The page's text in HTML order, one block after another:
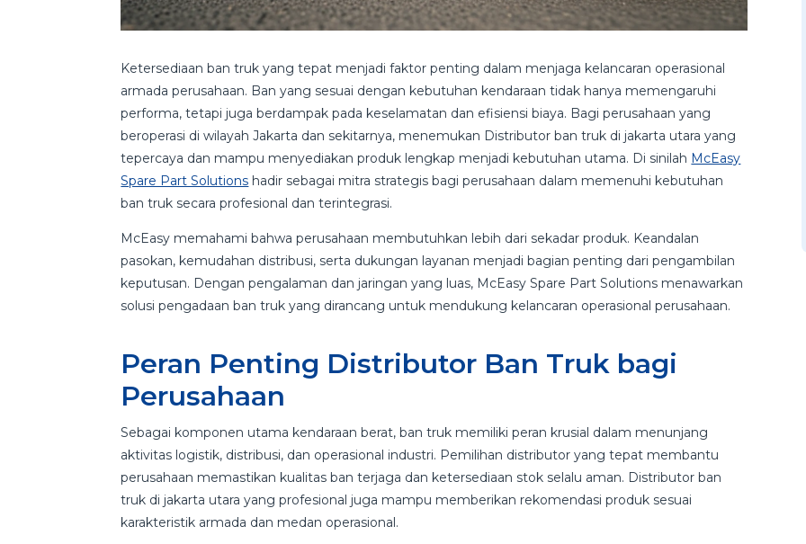
Ketersediaan ban truk yang tepat menjadi faktor penting dalam menjaga kelancaran operasional
armada perusahaan. Ban yang sesuai dengan kebutuhan kendaraan tidak hanya memengaruhi
performa, tetapi juga berdampak pada keselamatan dan efisiensi biaya. Bagi perusahaan yang
beroperasi di wilayah Jakarta dan sekitarnya, menemukan Distributor ban truk di jakarta utara yang
tepercaya dan mampu menyediakan produk lengkap menjadi kebutuhan utama. Di sinilah McEasy
Spare Part Solutions hadir sebagai mitra strategis bagi perusahaan dalam memenuhi kebutuhan
ban truk secara profesional dan terintegrasi.
McEasy memahami bahwa perusahaan membutuhkan lebih dari sekadar produk. Keandalan
pasokan, kemudahan distribusi, serta dukungan layanan menjadi bagian penting dari pengambilan
keputusan. Dengan pengalaman dan jaringan yang luas, McEasy Spare Part Solutions menawarkan
solusi pengadaan ban truk yang dirancang untuk mendukung kelancaran operasional perusahaan.
Peran Penting Distributor Ban Truk bagi
Perusahaan
Sebagai komponen utama kendaraan berat, ban truk memiliki peran krusial dalam menunjang
aktivitas logistik, distribusi, dan operasional industri. Pemilihan distributor yang tepat membantu
perusahaan memastikan kualitas ban terjaga dan ketersediaan stok selalu aman. Distributor ban
truk di jakarta utara yang profesional juga mampu memberikan rekomendasi produk sesuai
karakteristik armada dan medan operasional.